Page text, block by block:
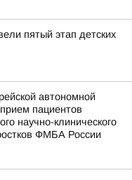
пятый этап детских
автономной
пациентов
научно-клинического
ФМБА России